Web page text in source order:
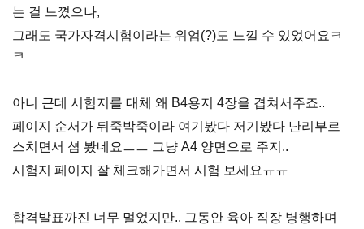
는 걸 느꼈으나,
그래도 국가자격시험이라는 위엄(?)도 느낄 수 있었어요ㅋ
ㅋ
아니 근데 시험지를 대체 왜 B4용지 4장을 겹쳐서주죠..
페이지 순서가 뒤죽박죽이라 여기봤다 저기봤다 난리부르
스치면서 셤 봤네요ㅡㅡ 그냥 A4 양면으로 주지..
시험지 페이지 잘 체크해가면서 시험 보세요ㅠㅠ
합격발표까진 너무 멀었지만.. 그동안 육아 직장 병행하며